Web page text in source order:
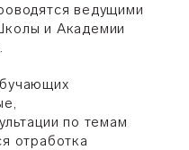
ведущими
и Академии
по темам
отработка